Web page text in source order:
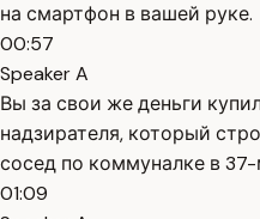
на смартфон в вашей руке.
00:57
Speaker A
Вы за свои же деньги
надзирателя, который
сосед по коммуналке в 37-
01:09